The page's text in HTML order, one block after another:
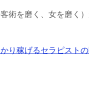
術を磨く、女を磨く
り稼げるセラピスト